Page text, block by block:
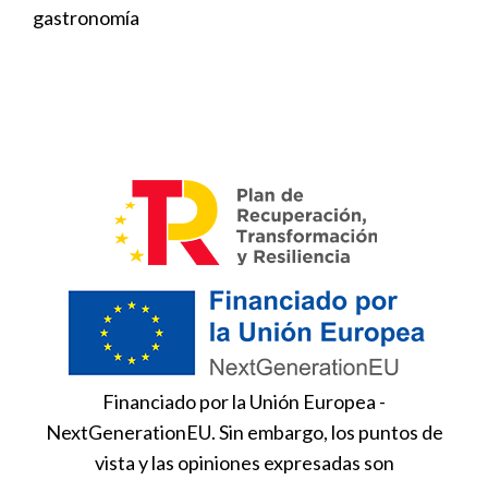
gastronomía
Financiado por la Unión Europea -
NextGenerationEU. Sin embargo, los puntos de
vista y las opiniones expresadas son